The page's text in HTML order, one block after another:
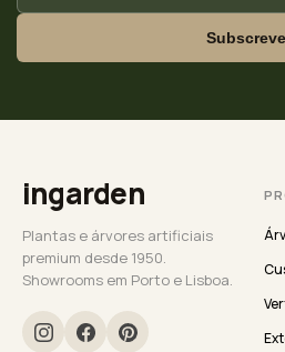
ingarden
Plantas e árvores artificiais
premium desde 1950.
Showrooms em Porto e Lisboa.